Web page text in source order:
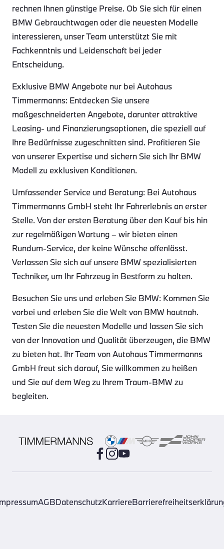
rechnen Ihnen günstige Preise. Ob Sie sich für einen
BMW Gebrauchtwagen oder die neuesten Modelle
interessieren, unser Team unterstützt Sie mit
Fachkenntnis und Leidenschaft bei jeder
Entscheidung.
Exklusive BMW Angebote nur bei Autohaus
Timmermanns: Entdecken Sie unsere
maßgeschneiderten Angebote, darunter attraktive
Leasing- und Finanzierungsoptionen, die speziell auf
Ihre Bedürfnisse zugeschnitten sind. Profitieren Sie
von unserer Expertise und sichern Sie sich Ihr BMW
Modell zu exklusiven Konditionen.
Umfassender Service und Beratung: Bei Autohaus
Timmermanns GmbH steht Ihr Fahrerlebnis an erster
Stelle. Von der ersten Beratung über den Kauf bis hin
zur regelmäßigen Wartung – wir bieten einen
Rundum-Service, der keine Wünsche offenlässt.
Verlassen Sie sich auf unsere BMW spezialisierten
Techniker, um Ihr Fahrzeug in Bestform zu halten.
Besuchen Sie uns und erleben Sie BMW: Kommen Sie
vorbei und erleben Sie die Welt von BMW hautnah.
Testen Sie die neuesten Modelle und lassen Sie sich
von der Innovation und Qualität überzeugen, die BMW
zu bieten hat. Ihr Team von Autohaus Timmermanns
GmbH freut sich darauf, Sie willkommen zu heißen
und Sie auf dem Weg zu Ihrem Traum-BMW zu
begleiten.
AGBDatenschutzKarriere